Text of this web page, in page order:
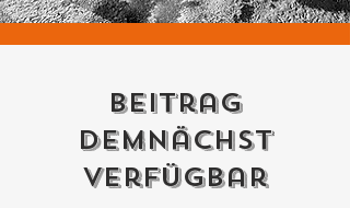
Beitrag
demnächst
verfügbar